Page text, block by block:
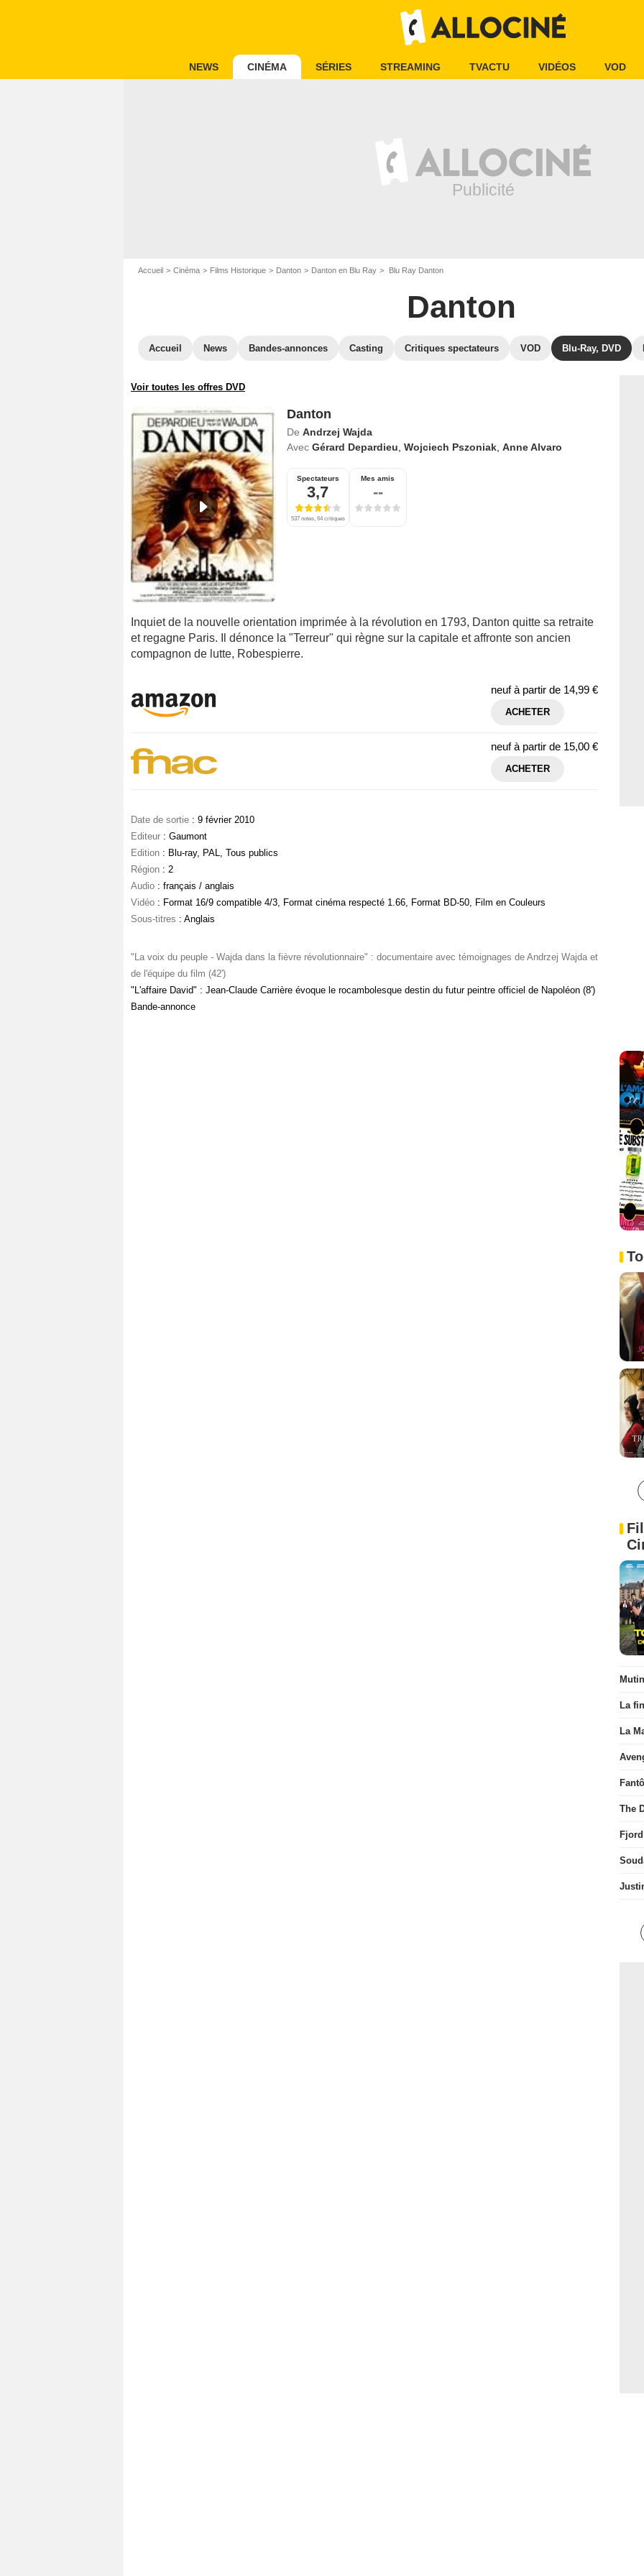
NEWS CINÉMA SÉRIES STREAMING TVACTU VIDÉOS VOD
Accueil Cinéma Films Historique Danton Danton en Blu Ray Blu Ray Danton
Danton
Accueil News Bandes-annonces Casting Critiques spectateurs VOD Blu-Ray, DVD
Voir toutes les offres DVD
Danton
De Andrzej Wajda
Avec Gérard Depardieu Wojciech Pszoniak, Anne Alvaro
Spectateurs
3,7
537 notes, 64 critiques
Mes amis
--
Inquiet de la nouvelle orientation imprimée à la révolution en 1793, Danton quitte sa retraite
et regagne Paris. Il dénonce la "Terreur" qui règne sur la capitale et affronte son ancien
compagnon de lutte, Robespierre.
neuf à partir de 14,99 €
ACHETER
neuf à partir de 15,00 €
ACHETER
Date de sortie : 9 février 2010
Editeur : Gaumont
Edition : Blu-ray, PAL, Tous publics
Région : 2
Audio : français / anglais
Vidéo : Format 16/9 compatible 4/3, Format cinéma respecté 1.66, Format BD-50, Film en Couleurs
Sous-titres : Anglais
"La voix du peuple - Wajda dans la fièvre révolutionnaire" : documentaire avec témoignages de Andrzej Wajda et
de l'équipe du film (42')
"L'affaire David" : Jean-Claude Carrière évoque le rocambolesque destin du futur peintre officiel de Napoléon (8')
Bande-annonce
La
La
The
Fjord